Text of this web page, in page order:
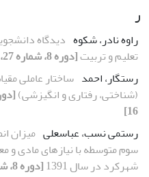
ر
راوه نادر، شکوه دیدگاه
تعلیم و تربیت[دوره 8، شماره 27، 1393، صفحه 125-144]
رستگار، احمد ساختار عاملی
(شناختی، رفتاری و انگیزشی)
16]
رستمی نسب، عباسعلی میزان
سوم متوسطه با نیازهای مادی
شهرکرد در سال 1391
[دوره 8، شماره 25، 1393، صفحه 17-36]